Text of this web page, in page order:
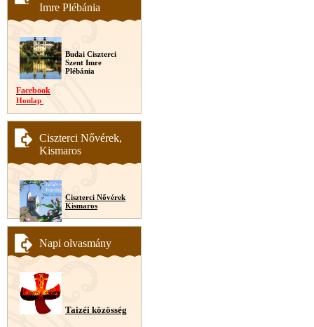
Imre Plébánia
Budai Ciszterci
Szent Imre
Plébánia
Facebook
Honlap
Ciszterci Nővérek,
Kismaros
Ciszterci Nővérek
Kismaros
Napi olvasmány
Taizéi közösség